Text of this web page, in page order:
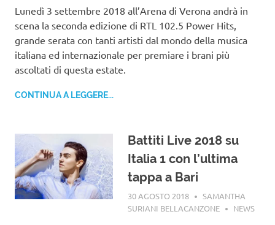
Lunedì 3 settembre 2018 all’Arena di Verona andrà in
scena la seconda edizione di RTL 102.5 Power Hits,
grande serata con tanti artisti dal mondo della musica
italiana ed internazionale per premiare i brani più
ascoltati di questa estate.
CONTINUA A LEGGERE...
Battiti Live 2018 su
Italia 1 con l’ultima
tappa a Bari
30 AGOSTO 2018
SAMANTHA
SURIANI BELLACANZONE
NEWS